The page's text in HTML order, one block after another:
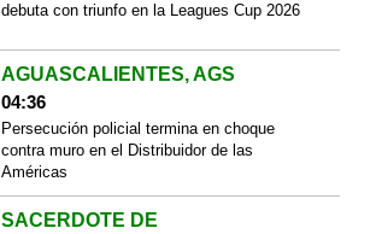
debuta con triunfo en la Leagues Cup 2026
AGUASCALIENTES, AGS
04:36
Persecución policial termina en choque
contra muro en el Distribuidor de las
Américas
SACERDOTE DE